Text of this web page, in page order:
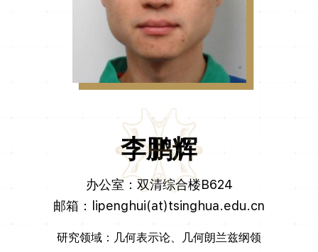
李鹏辉
办公室：双清综合楼B624
邮箱：lipenghui(at)tsinghua.edu.cn
研究领域：几何表示论、几何朗兰兹纲领